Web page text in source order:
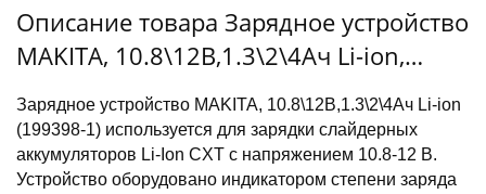
Описание товара Зарядное устройство
MAKITA, 10.8\12В,1.3\2\4Ач Li-ion,
DC10WD(д\слайдера) (199398-1)
Зарядное устройство MAKITA, 10.8\12В,1.3\2\4Ач Li-ion
(199398-1) используется для зарядки слайдерных
аккумуляторов Li-Ion CXT с напряжением 10.8-12 В.
Устройство оборудовано индикатором степени заряда